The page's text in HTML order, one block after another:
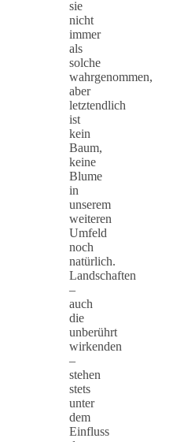
sie
nicht
immer
als
solche
wahrgenommen,
aber
letztendlich
ist
kein
Baum,
keine
Blume
in
unserem
weiteren
Umfeld
noch
natürlich.
Landschaften
–
auch
die
unberührt
wirkenden
–
stehen
stets
unter
dem
Einfluss